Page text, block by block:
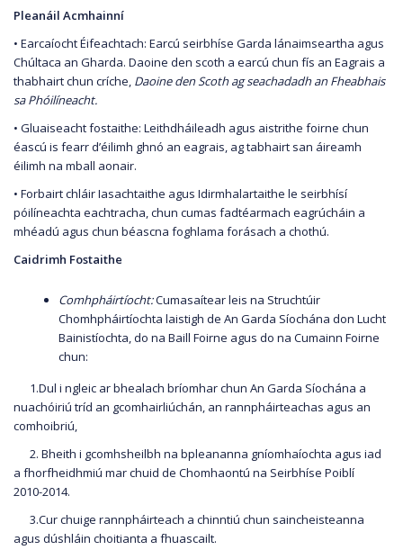
Pleanáil Acmhainní
• Earcaíocht Éifeachtach: Earcú seirbhíse Garda lánaimseartha agus
Chúltaca an Gharda. Daoine den scoth a earcú chun fís an Eagrais a
thabhairt chun críche, Daoine den Scoth ag seachadadh an Fheabhais
sa Phóilíneacht.
• Gluaiseacht fostaithe: Leithdháileadh agus aistrithe foirne chun
éascú is fearr d’éilimh ghnó an eagrais, ag tabhairt san áireamh
éilimh na mball aonair.
• Forbairt chláir Iasachtaithe agus Idirmhalartaithe le seirbhísí
póilíneachta eachtracha, chun cumas fadtéarmach eagrúcháin a
mhéadú agus chun béascna foghlama forásach a chothú.
Caidrimh Fostaithe
Comhpháirtíocht:Cumasaítear leis na Struchtúir
Chomhpháirtíochta laistigh de An Garda Síochána don Lucht
Bainistíochta, do na Baill Foirne agus do na Cumainn Foirne
chun:
1.Dul i ngleic ar bhealach bríomhar chun An Garda Síochána a
nuachóiriú tríd an gcomhairliúchán, an rannpháirteachas agus an
comhoibriú,
2. Bheith i gcomhsheilbh na bpleananna gníomhaíochta agus iad
a fhorfheidhmiú mar chuid de Chomhaontú na Seirbhíse Poiblí
2010-2014.
3.Cur chuige rannpháirteach a chinntiú chun saincheisteanna
agus dúshláin choitianta a fhuascailt.